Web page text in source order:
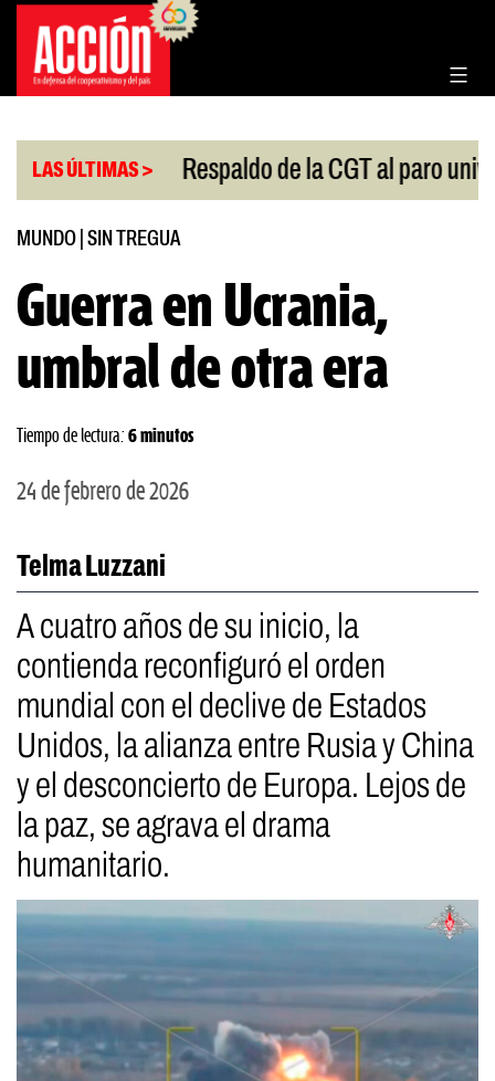
Saltar
contenido
LAS ÚLTIMAS >
| Respaldo de la CGT al paro universitario
MUNDO SIN TREGUA
Guerra en Ucrania,
umbral de otra era
Tiempo de lectura: 6 minutos
24 de febrero de 2026
Telma Luzzani
A cuatro años de su inicio, la
contienda reconfiguró el orden
mundial con el declive de Estados
Unidos, la alianza entre Rusia y China
y el desconcierto de Europa. Lejos de
la paz, se agrava el drama
humanitario.